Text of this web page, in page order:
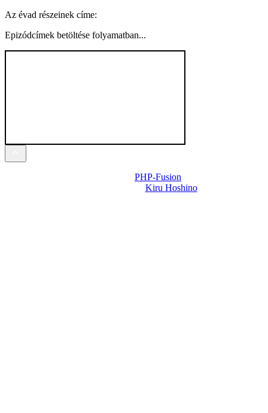
Az évad részeinek címe:
Epizódcímek betöltése folyamatban...
PHP-Fusion
Kiru Hoshino